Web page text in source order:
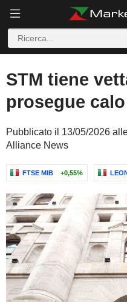
STM tiene
prosegue
Pubblicato il 13/05/2026
Alliance News
FTSE MIB +0,55%